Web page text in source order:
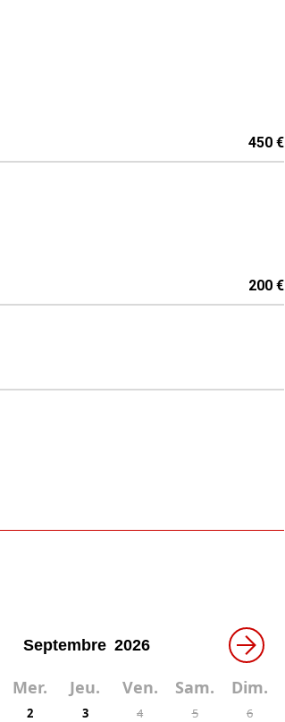
450 €
200 €
→
Mer. Jeu. Ven. Sam. Dim.
2 3 4 5 6